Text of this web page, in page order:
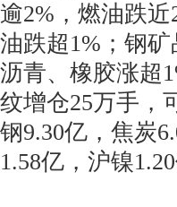
逾2%，燃油跌
油跌超1%；钢
沥青、橡胶涨超
纹增仓25万手，
钢9.30亿，焦炭
1.58亿，沪镍